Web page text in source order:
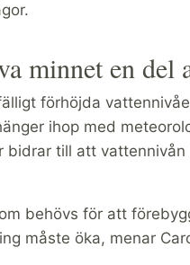
minnet en del
förhöjda
ihop med
bidrar till att
behövs för att
måste öka, menar